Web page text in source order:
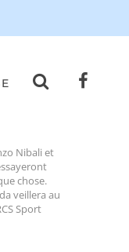
Nibali et
chose.
veillera au
Sport